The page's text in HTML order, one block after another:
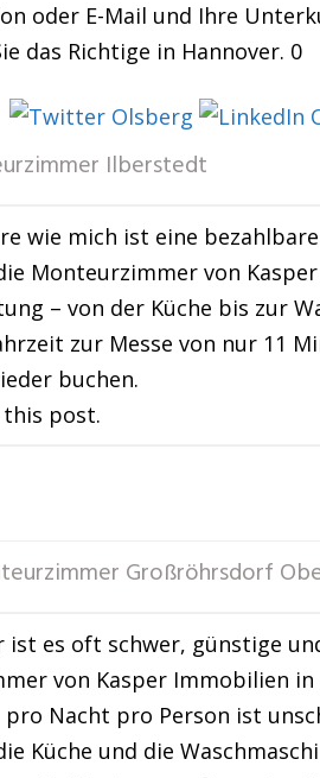
oder E-Mail und Ihre
das Richtige in Hannover. 0
Ilberstedt
wie mich ist eine
Monteurzimmer von
– von der Küche bis zur
zur Messe von nur 11
buchen.
post.
Großröhrsdorf
ist es oft schwer, günstige
von Kasper Immobilien
pro Nacht pro Person ist
Küche und die